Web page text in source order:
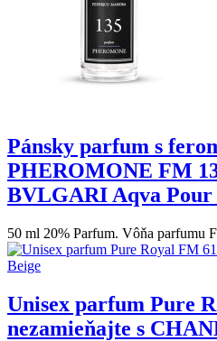
Pánsky parfum s
PHEROMONE FM
BVLGARI Aqva Pour
50 ml 20% Parfum. Vôňa parfumu
Unisex parfum Pure
nezamieňajte s